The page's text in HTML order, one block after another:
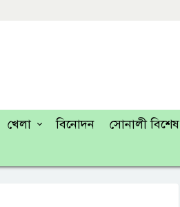
খেলা বিনোদন সোনালী বিশেষ